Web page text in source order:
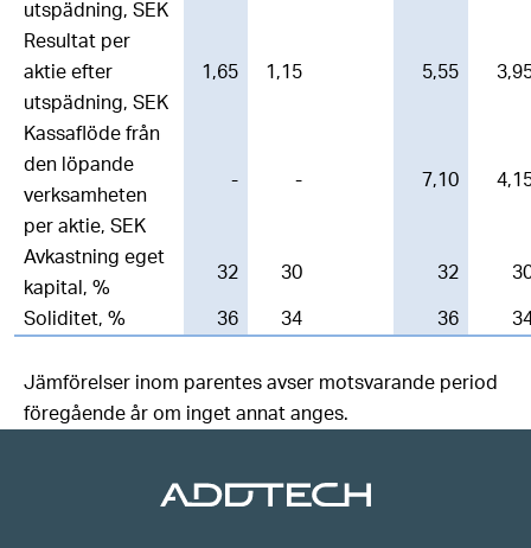
utspädning, SEK
Resultat per
aktie efter
utspädning, SEK
1,65 1,15 5,55
Kassaflöde från
den löpande
verksamheten
per aktie, SEK
- - 7,10
Avkastning eget
kapital, %
32 30 32
Soliditet, % 36 34 36
Jämförelser inom parentes avser motsvarande period
föregående år om inget annat anges.